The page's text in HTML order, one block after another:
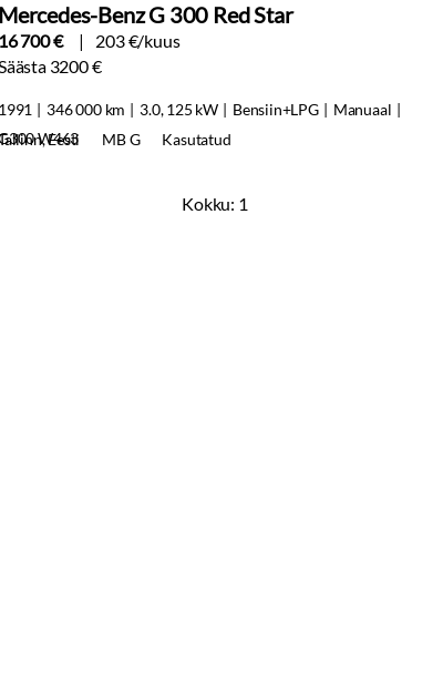
Mercedes-Benz G 300 Red Star
16 700 €
203 €/kuus
3200 €
1991 346 000 km 3.0, 125 kW Bensiin+LPG
Manuaal
W463
Eesti MB G Kasutatud
Kokku: 1